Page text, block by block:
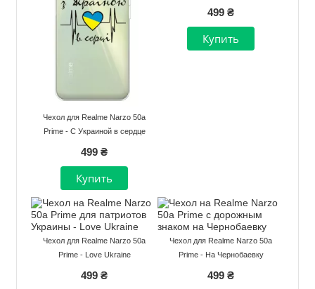
Чехол для Realme Narzo 50a
Prime - С Украиной в сердце
499 ₴
499 ₴
Чехол для Realme Narzo 50a
Prime - Love Ukraine
499 ₴
Чехол для Realme Narzo 50a
Prime - На Чернобаевку
499 ₴